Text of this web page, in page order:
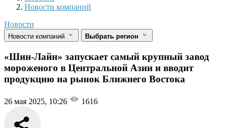
Новости компаний
Новости
Новости компаний Выбрать регион
«Шин-Лайн» запускает самый крупный завод
мороженого в Центральной Азии и вводит
продукцию на рынок Ближнего Востока
26 мая 2025, 10:26 1616